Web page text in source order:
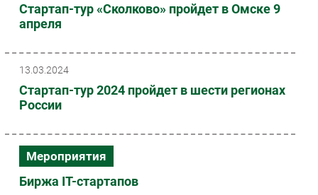
Стартап-тур «Сколково» пройдет в Омске 9
апреля
13.03.2024
Стартап-тур 2024 пройдет в шести регионах
России
Мероприятия
Биржа IT-cтартапов